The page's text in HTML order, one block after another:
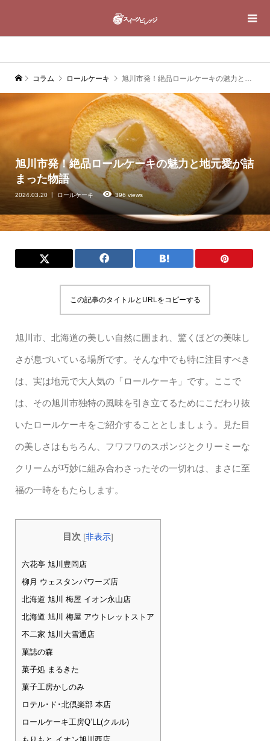
コラム ロールケーキ 旭川市発！絶品ロールケーキの魅力と地元愛が詰まった物語
旭川市発！絶品ロールケーキの魅力と地元愛が詰
まった物語
2024.03.20 ロールケーキ 396 views
この記事のタイトルとURLをコピーする
旭川市、北海道の美しい自然に囲まれ、驚くほどの美味し
さが息づいている場所です。そんな中でも特に注目すべき
は、実は地元で大人気の「ロールケーキ」です。ここで
は、その旭川市独特の風味を引き立てるためにこだわり抜
いたロールケーキをご紹介することとしましょう。見た目
の美しさはもちろん、フワフワのスポンジとクリーミーな
クリームが巧妙に組み合わさったその一切れは、まさに至
福の一時をもたらします。
目次 [非表示]
六花亭 旭川豊岡店
柳月 ウェスタンパワーズ店
北海道 旭川 梅屋 イオン永山店
北海道 旭川 梅屋 アウトレットストア
不二家 旭川大雪通店
菓誌の森
菓子処 まるきた
菓子工房かしのみ
ロテル･ド･北倶楽部 本店
ロールケーキ工房Q’LL(クルル)